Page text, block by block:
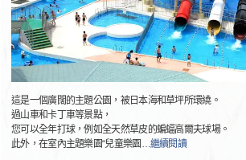
這是一個廣闊的主題公園，被日本海和草坪所環繞。
過山車和卡丁車等景點，
您可以全年打球，例如全天然草皮的蝙蝠高爾夫球場。
此外，在室內主題樂園“兒童樂園 …繼續閱讀